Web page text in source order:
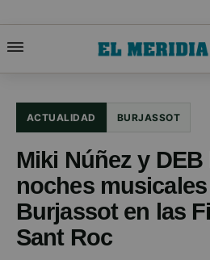
ACTUALIDAD BURJASSOT
Miki Núñez y
noches
Burjassot en las
Sant Roc